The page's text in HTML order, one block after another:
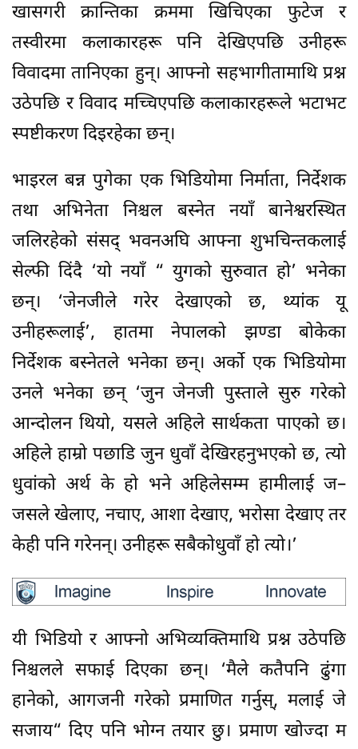
खासगरी क्रान्तिका क्रममा खिचिएका फुटेज र
तस्वीरमा कलाकारहरू पनि देखिएपछि उनीहरू
विवादमा तानिएका हुन्। आफ्नो सहभागीतामाथि प्रश्न
उठेपछि र विवाद मच्चिएपछि कलाकारहरूले भटाभट
स्पष्टीकरण दिइरहेका छन्।
भाइरल बन्न पुगेका एक भिडियोमा निर्माता, निर्देशक
तथा अभिनेता निश्चल बस्नेत नयाँ बानेश्वरस्थित
जलिरहेको संसद् भवनअघि आफ्ना शुभचिन्तकलाई
सेल्फी दिंदै ‘यो नयाँ “ युगको सुरुवात हो’ भनेका
छन्। ‘जेनजीले गरेर देखाएको छ, थ्यांक यू
उनीहरूलाई’, हातमा नेपालको झण्डा बोकेका
निर्देशक बस्नेतले भनेका छन्। अर्को एक भिडियोमा
उनले भनेका छन् ‘जुन जेनजी पुस्ताले सुरु गरेको
आन्दोलन थियो, यसले अहिले सार्थकता पाएको छ।
अहिले हाम्रो पछाडि जुन धुवाँ देखिरहनुभएको छ, त्यो
धुवांको अर्थ के हो भने अहिलेसम्म हामीलाई ज–
जसले खेलाए, नचाए, आशा देखाए, भरोसा देखाए तर
केही पनि गरेनन्। उनीहरू सबैकोधुवाँ हो त्यो।’
यी भिडियो र आफ्नो अभिव्यक्तिमाथि प्रश्न उठेपछि
निश्चलले सफाई दिएका छन्। ‘मैले कतैपनि ढुंगा
हानेको, आगजनी गरेको प्रमाणित गर्नुस्, मलाई जे
सजाय“ दिए पनि भोग्न तयार छु। प्रमाण खोज्दा म